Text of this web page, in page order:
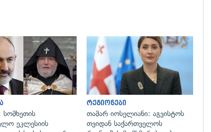
გადახედვა
ეკლესიის
რეგიონები
თამარ იოსელიანი: აგვისტოს
თვიდან საქართველოს